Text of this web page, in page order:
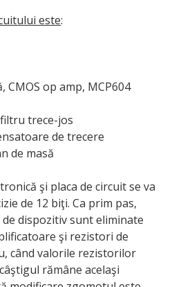
este:
CMOS op amp, MCP604
trece-jos
de trecere
de masă
şi placa de circuit se va
de 12 biţi. Ca prim pas,
dispozitiv sunt eliminate
şi rezistori de
când valorile rezistorilor
rămâne acelaşi